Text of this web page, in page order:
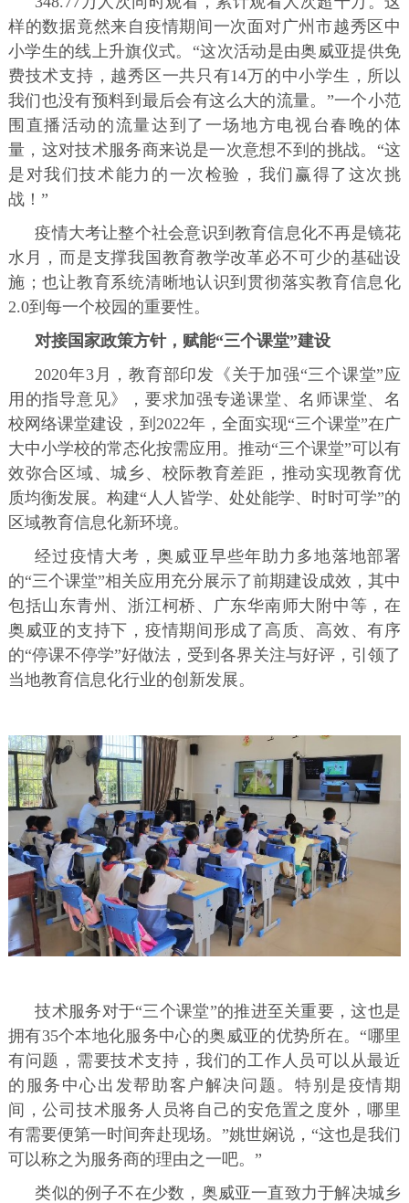
样的数据竟然来自疫情期间一次面对广州市越秀区中
小学生的线上升旗仪式。“这次活动是由奥威亚提供免
费技术支持，越秀区一共只有14万的中小学生，所以
我们也没有预料到最后会有这么大的流量。”一个小范
围直播活动的流量达到了一场地方电视台春晚的体
量，这对技术服务商来说是一次意想不到的挑战。“这
是对我们技术能力的一次检验，我们赢得了这次挑
战！”
疫情大考让整个社会意识到教育信息化不再是镜花
水月，而是支撑我国教育教学改革必不可少的基础设
施；也让教育系统清晰地认识到贯彻落实教育信息化
2.0到每一个校园的重要性。
对接国家政策方针，赋能“三个课堂”建设
2020年3月，教育部印发《关于加强“三个课堂”应
用的指导意见》，要求加强专递课堂、名师课堂、名
校网络课堂建设，到2022年，全面实现“三个课堂”在广
大中小学校的常态化按需应用。推动“三个课堂”可以有
效弥合区域、城乡、校际教育差距，推动实现教育优
质均衡发展。构建“人人皆学、处处能学、时时可学”的
区域教育信息化新环境。
经过疫情大考，奥威亚早些年助力多地落地部署
的“三个课堂”相关应用充分展示了前期建设成效，其中
包括山东青州、浙江柯桥、广东华南师大附中等，在
奥威亚的支持下，疫情期间形成了高质、高效、有序
的“停课不停学”好做法，受到各界关注与好评，引领了
当地教育信息化行业的创新发展。
技术服务对于“三个课堂”的推进至关重要，这也是
拥有35个本地化服务中心的奥威亚的优势所在。“哪里
有问题，需要技术支持，我们的工作人员可以从最近
的服务中心出发帮助客户解决问题。特别是疫情期
间，公司技术服务人员将自己的安危置之度外，哪里
有需要便第一时间奔赴现场。”姚世娴说，“这也是我们
可以称之为服务商的理由之一吧。”
类似的例子不在少数，奥威亚一直致力于解决城乡